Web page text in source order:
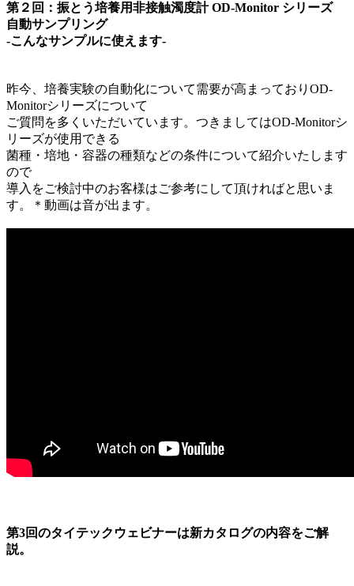
第２回：振とう培養用非接触濁度計 OD-Monitor シリーズ
自動サンプリング
-こんなサンプルに使えます-
昨今、培養実験の自動化について需要が高まっておりOD-
Monitorシリーズについて
ご質問を多くいただいています。つきましてはOD-Monitorシ
リーズが使用できる
菌種・培地・容器の種類などの条件について紹介いたします
ので
導入をご検討中のお客様はご参考にして頂ければと思いま
す。＊動画は音が出ます。
第3回のタイテックウェビナーは新カタログの内容をご解
説。